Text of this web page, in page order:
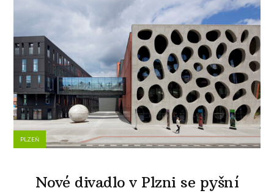
PLZEŇ
Nové divadlo v Plzni se pyšní